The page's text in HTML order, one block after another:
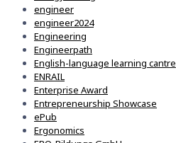
engineer
engineer2024
Engineering
Engineerpath
English-language learning cantre
ENRAIL
Enterprise Award
Entrepreneurship Showcase
ePub
Ergonomics